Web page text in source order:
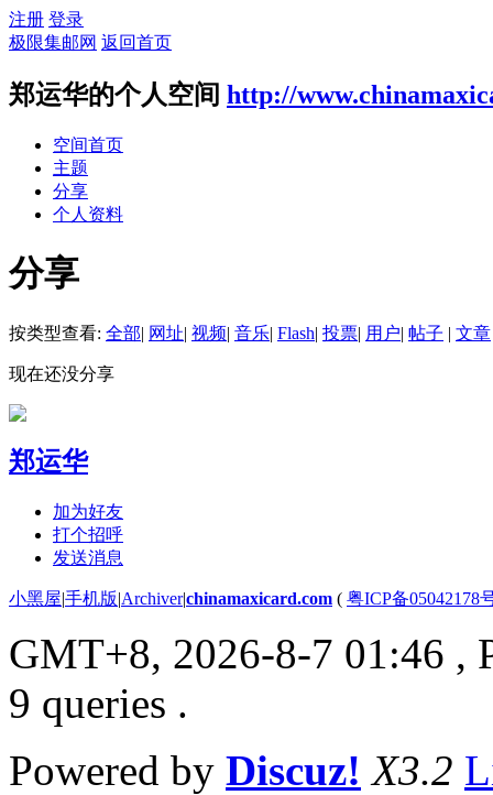
注册 登录
极限集邮网 返回首页
郑运华的个人空间 http://
空间首页
主题
分享
个人资料
分享
按类型查看: 全部| 网址| 视频| 音乐| Flash| 投票| 用户| 帖子 | 文章
现在还没分享
郑运华
加为好友
打个招呼
发送消息
小黑屋|手机版|Archiver|chinamaxicard.com ( 粤ICP备05042178
GMT+8, 2026-8-7 01:46 ,
9 queries .
Powered by Discuz! X3.2